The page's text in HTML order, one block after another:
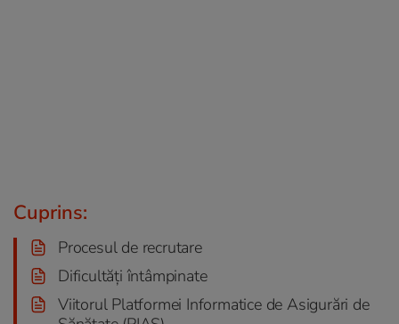
Cuprins:
Procesul de recrutare
Dificultăți întâmpinate
Viitorul Platformei Informatice de Asigurări de